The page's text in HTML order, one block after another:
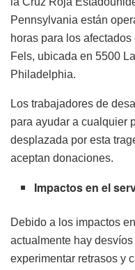
Pennsylvania están
horas para los
Fels, ubicada en 5500
Philadelphia.
Los trabajadores de
para ayudar a cualquier
desplazada por esta
aceptan donaciones.
Impactos en el
Debido a los impactos
actualmente hay
experimentar retrasos y